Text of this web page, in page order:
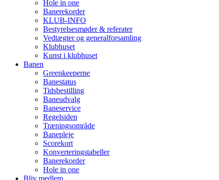
Hole in one
Banerekorder
KLUB-INFO
Bestyrelsesmøder & referater
Vedtægter og generalforsamling
Klubhuset
Kunst i klubhuset
Banen
Greenkeeperne
Banestatus
Tidsbestilling
Baneudvalg
Baneservice
Regelsiden
Træningsområde
Banepleje
Scorekort
Konverteringstabeller
Banerekorder
Hole in one
Bliv medlem